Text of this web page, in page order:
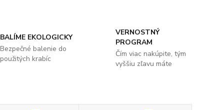
BALÍME EKOLOGICKY
Bezpečné balenie do
použitých krabíc
VERNOSTNÝ
PROGRAM
Čím viac nakúpite, tým
vyššiu zľavu máte